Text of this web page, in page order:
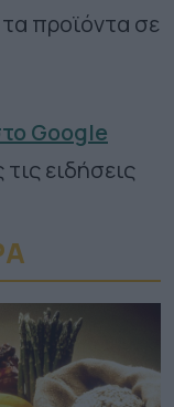
προϊόντα σε
Google
ειδήσεις